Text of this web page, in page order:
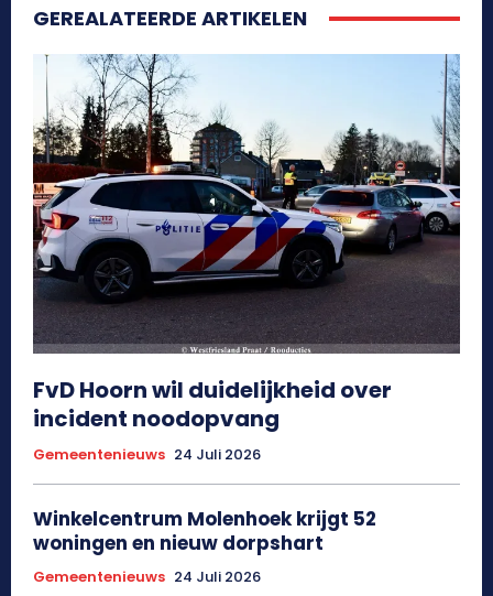
GEREALATEERDE ARTIKELEN
FvD Hoorn wil duidelijkheid over
incident noodopvang
Gemeentenieuws 24 Juli 2026
Winkelcentrum Molenhoek krijgt 52
woningen en nieuw dorpshart
Gemeentenieuws 24 Juli 2026